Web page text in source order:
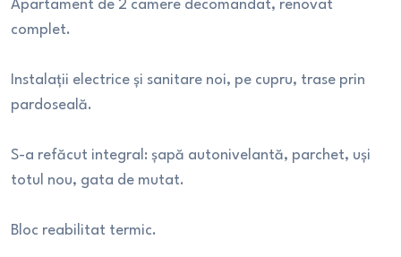
Apartament de 2 camere decomandat, renovat
complet.
Instalații electrice și sanitare noi, pe cupru, trase prin
pardoseală.
S-a refăcut integral: șapă autonivelantă, parchet, uși
totul nou, gata de mutat.
Bloc reabilitat termic.